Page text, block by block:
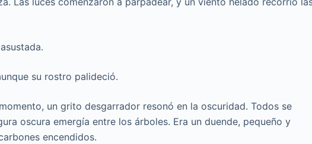
su rostro palideció.
un grito desgarrador resonó en la oscuridad. Todos se
oscura emergía entre los árboles. Era un duende, pequeño y
encendidos.